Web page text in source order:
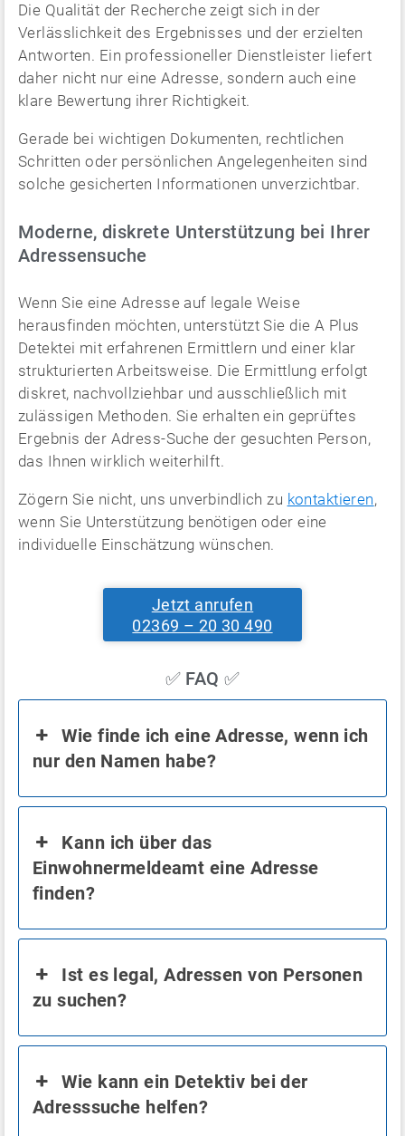
Die Qualität der Recherche zeigt sich in der
Verlässlichkeit des Ergebnisses und der erzielten
Antworten. Ein professioneller Dienstleister liefert
daher nicht nur eine Adresse, sondern auch eine
klare Bewertung ihrer Richtigkeit.
Gerade bei wichtigen Dokumenten, rechtlichen
Schritten oder persönlichen Angelegenheiten sind
solche gesicherten Informationen unverzichtbar.
Moderne, diskrete Unterstützung bei Ihrer
Adressensuche
Wenn Sie eine Adresse auf legale Weise
herausfinden möchten, unterstützt Sie die A Plus
Detektei mit erfahrenen Ermittlern und einer klar
strukturierten Arbeitsweise. Die Ermittlung erfolgt
diskret, nachvollziehbar und ausschließlich mit
zulässigen Methoden. Sie erhalten ein geprüftes
Ergebnis der Adress-Suche der gesuchten Person,
das Ihnen wirklich weiterhilft.
Zögern Sie nicht, uns unverbindlich zu kontaktieren,
wenn Sie Unterstützung benötigen oder eine
individuelle Einschätzung wünschen.
Jetzt anrufen
02369 – 20 30 490
✅ FAQ ✅
Wie finde ich eine Adresse, wenn ich
nur den Namen habe?
Kann ich über das
Einwohnermeldeamt eine Adresse
finden?
Ist es legal, Adressen von Personen
zu suchen?
Wie kann ein Detektiv bei der
Adresssuche helfen?